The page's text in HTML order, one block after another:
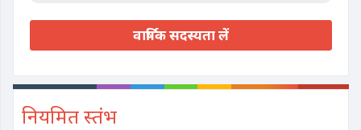
वार्षिक सदस्यता लें
नियमित स्तंभ